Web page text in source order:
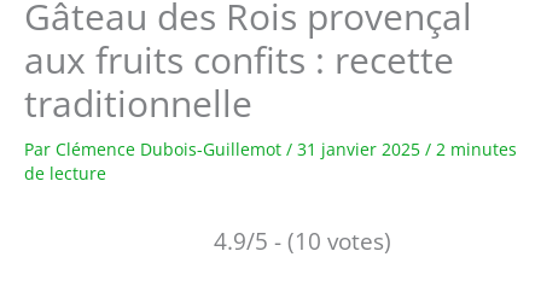
Gâteau des Rois provençal
aux fruits confits : recette
traditionnelle
Par Clémence Dubois-Guillemot / 31 janvier 2025 / 2 minutes
de lecture
4.9/5 - (10 votes)